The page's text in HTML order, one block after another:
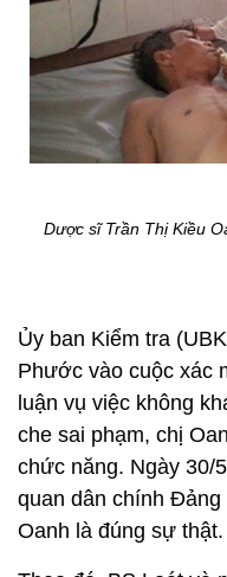
Dược sĩ Trần Thị Kiều
Ủy ban Kiểm tra
Phước vào cuộc xác
luận vụ việc không
che sai phạm, chị
chức năng. Ngày 30/
quan dân chính Đảng
Oanh là đúng sự thật.